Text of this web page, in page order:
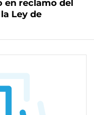
en reclamo del
Ley de